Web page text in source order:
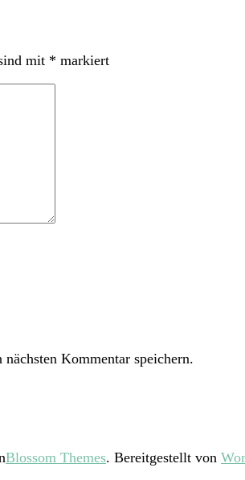
mit * markiert
Kommentar speichern.
Blossom Themes. Bereitgestellt von